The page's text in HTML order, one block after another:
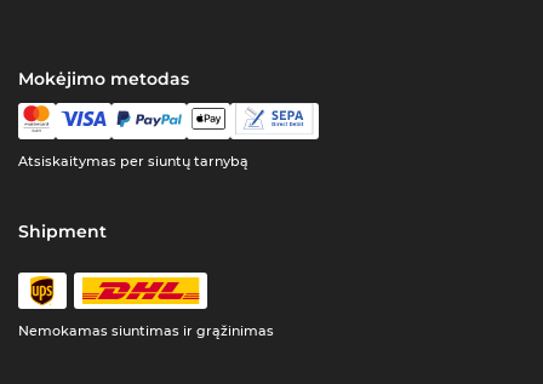
Mokėjimo metodas
Atsiskaitymas per siuntų tarnybą
Shipment
Nemokamas siuntimas ir grąžinimas